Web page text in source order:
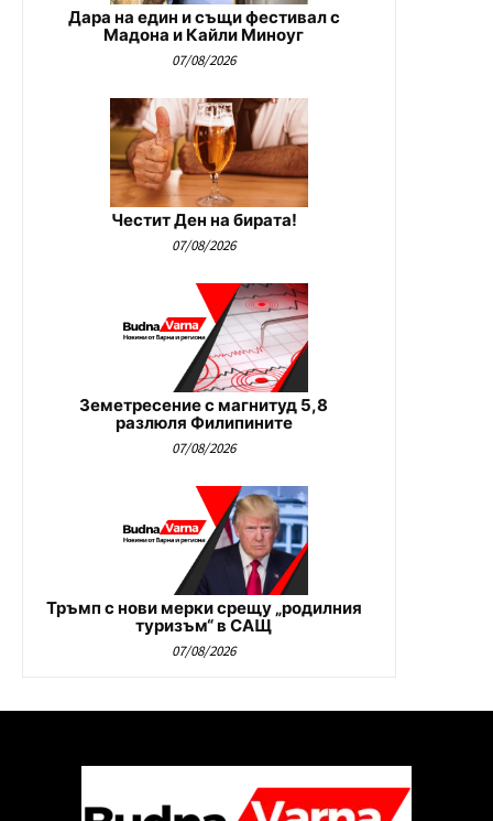
Дара на един и същи фестивал с
Мадона и Кайли Миноуг
07/08/2026
Честит Ден на бирата!
07/08/2026
Земетресение с магнитуд 5,8
разлюля Филипините
07/08/2026
Тръмп с нови мерки срещу „родилния
туризъм“ в САЩ
07/08/2026